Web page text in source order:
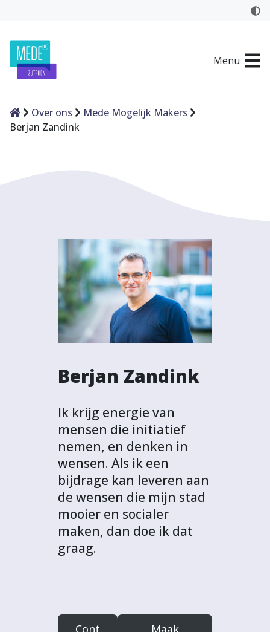
Menu
HomeOver ons
Mede Mogelijk Makers
Berjan Zandink
Berjan Zandink
Ik krijg energie van
mensen die initiatief
nemen, en denken in
wensen. Als ik een
bijdrage kan leveren aan
de wensen die mijn stad
mooier en socialer
maken, dan doe ik dat
graag.
Cont
Maak